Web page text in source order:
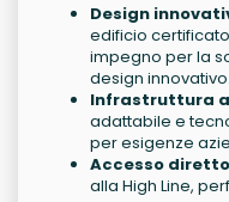
Design
edificio certificato
impegno per la
design innovativo.
Infrastruttura
adattabile e
per esigenze
Accesso
alla High Line,